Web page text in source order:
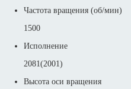
Частота вращения (об/мин)
1500
Исполнение
2081(2001)
Высота оси вращения